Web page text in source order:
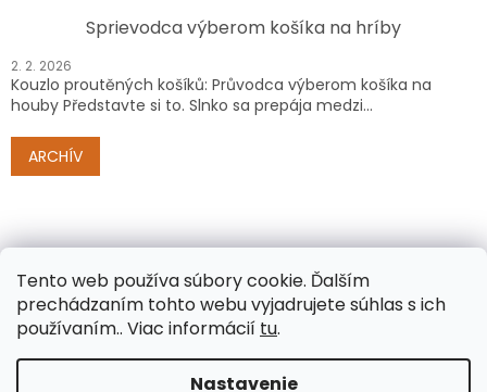
Tento web používa súbory cookie. Ďalším
prechádzaním tohto webu vyjadrujete súhlas s ich
používaním.. Viac informácií tu.
Nastavenie
Sprievodca výberom košíka na hríby
2. 2. 2026
Kouzlo proutěných košíků: Průvodca výberom košíka na
houby Představte si to. Slnko sa prepája medzi...
ARCHÍV